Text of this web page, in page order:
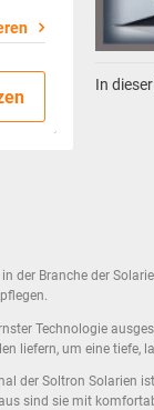
In
der Branche der
Technologie
liefern, um eine
der Soltron Solarien
sind sie mit